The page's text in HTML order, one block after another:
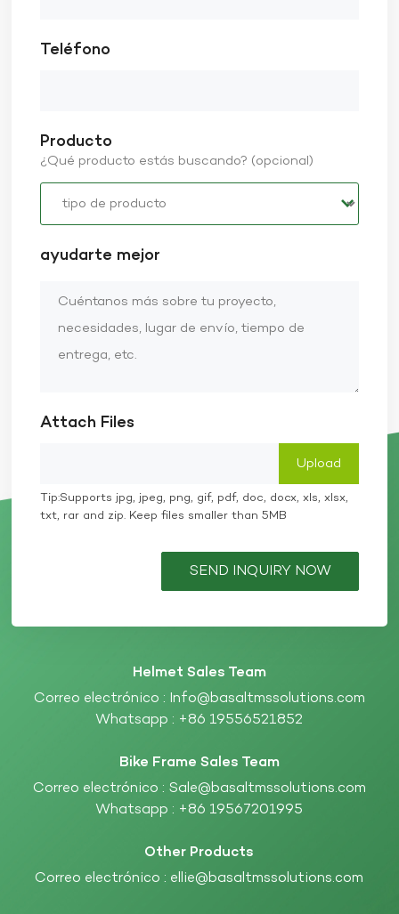
Teléfono
Producto
¿Qué producto estás buscando? (opcional)
ayudarte mejor
Attach Files
Tip:Supports jpg, jpeg, png, gif, pdf, doc, docx, xls, xlsx,
txt, rar and zip. Keep files smaller than 5MB
SEND INQUIRY NOW
Helmet Sales Team
Correo electrónico : Info@basaltmssolutions.com
Whatsapp : +86 19556521852
Bike Frame Sales Team
Correo electrónico : Sale@basaltmssolutions.com
Whatsapp : +86 19567201995
Other Products
Correo electrónico : ellie@basaltmssolutions.com